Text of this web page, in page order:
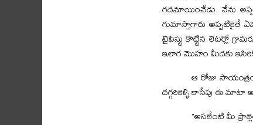
గదమాయించేడు. నేను
గుమాస్తాగారు అప్పటికైతే
టైపిస్టు కొట్టిన లెటర్లో
ఇలాగ మొహం మీదకు
ఆ రోజు సాయంత్రం
దగ్గరికెళ్ళి కాసేపు ఈ
”అసలేంటి మీ